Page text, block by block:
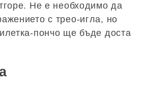
Не е необходимо да
с трео-игла, но
пончо ще бъде доста